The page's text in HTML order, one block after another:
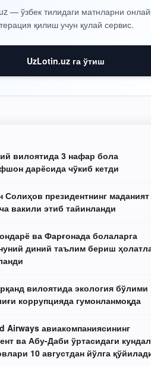
— ўзбек тилидаги матнларни
қилиш учун қулай сервис.
UzLotin.uz га ўтиш
вилоятида 3 нафар бола
дарёсида чўкиб кетди
Солиҳов президентнинг маданият
вакили этиб тайинланди
ва Фарғонада болаларга
диний таълим бериш
вилоятида экология бўлими
коррупцияда гумонланмоқда
Airways авиакомпаниясининг
ва Абу-Даби ўртасидаги
10 августдан йўлга